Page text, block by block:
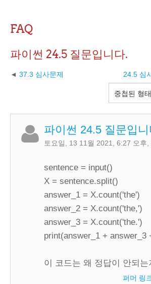
FAQ
파이썬 24.5 질문입니다.
37.3 심사문제 24.5 심
파이썬 24.5 질문입니
토요일, 13 11월 2021, 6:27 오후
sentence = input()
X = sentence.split()
answer_1 = X.count('the')
answer_2 = X.count('the,')
answer_3 = X.count('the.')
print(answer_1 + answer_3
이 코드는 왜 정답이 안되
퍼머 링